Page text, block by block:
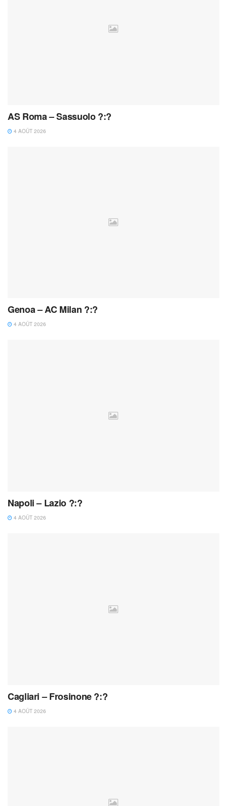
AS Roma – Sassuolo ?:?
4 AOÛT 2026
Genoa – AC Milan ?:?
4 AOÛT 2026
Napoli – Lazio ?:?
4 AOÛT 2026
Cagliari – Frosinone ?:?
4 AOÛT 2026